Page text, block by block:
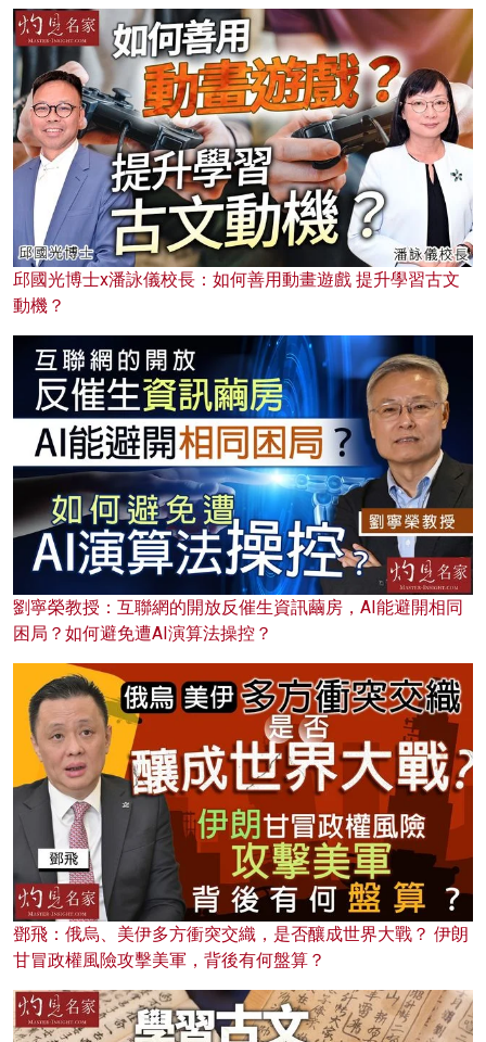
邱國光博士x潘詠儀校長：如何善用動畫遊戲 提升學習古文
動機？
劉寧榮教授：互聯網的開放反催生資訊繭房，AI能避開相同
困局？如何避免遭AI演算法操控？
鄧飛：俄烏、美伊多方衝突交織，是否釀成世界大戰？ 伊朗
甘冒政權風險攻擊美軍，背後有何盤算？